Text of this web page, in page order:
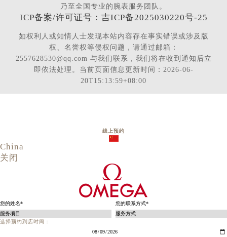
乃至全国专业的腕表服务团队。
ICP备案/许可证号：吉ICP备2025030220号-25
如权利人或知情人士发现本站内容存在事实错误或涉及版
权、名誉权等侵权问题，请通过邮箱：
2557628530@qq.com 与我们联系，我们将在收到通知后立
即依法处理。当前页面信息更新时间：2026-06-
20T15:13:59+08:00
线上预约
China
关闭
选择预约到店时间：